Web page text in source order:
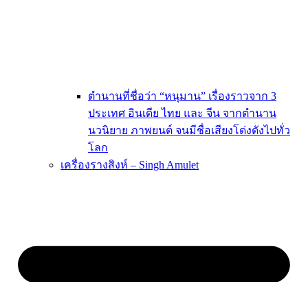
ตำนานที่ชื่อว่า “หนุมาน” เรื่องราวจาก 3
ประเทศ อินเดีย ไทย และ จีน จากตำนาน
นวนิยาย ภาพยนต์ จนมีชื่อเสียงโด่งดังไปทั่ว
โลก
เครื่องรางสิงห์ – Singh Amulet